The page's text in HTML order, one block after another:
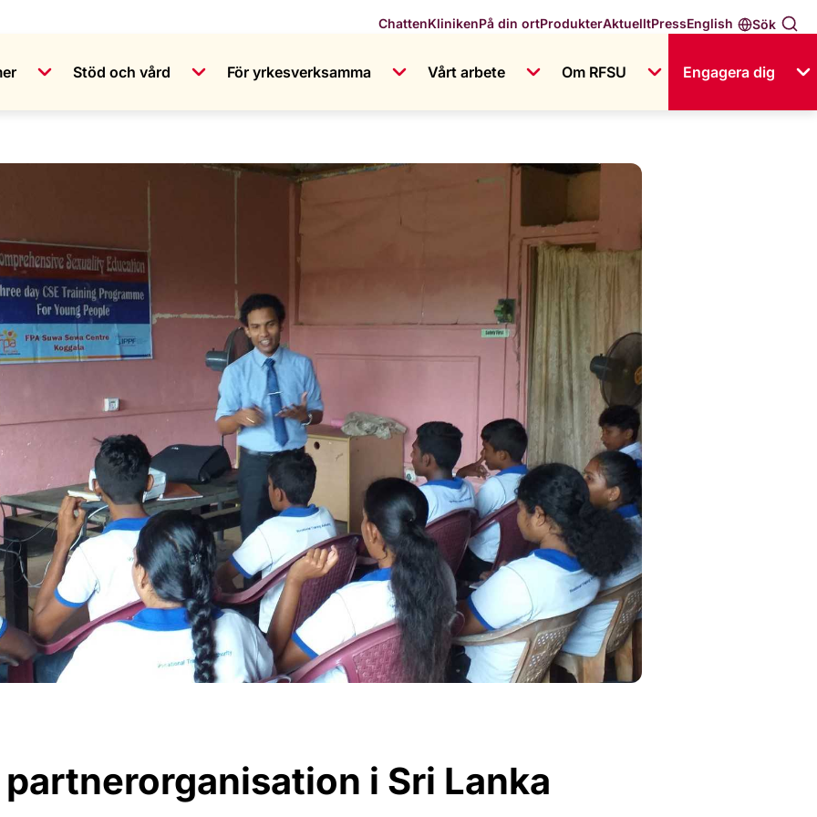
Sök
English
ChattenKlinikenPå din ortProdukterAktuelltPress
Stöd och vård För yrkesverksamma Vårt arbete Om RFSU Engagera dig
i Sri Lanka